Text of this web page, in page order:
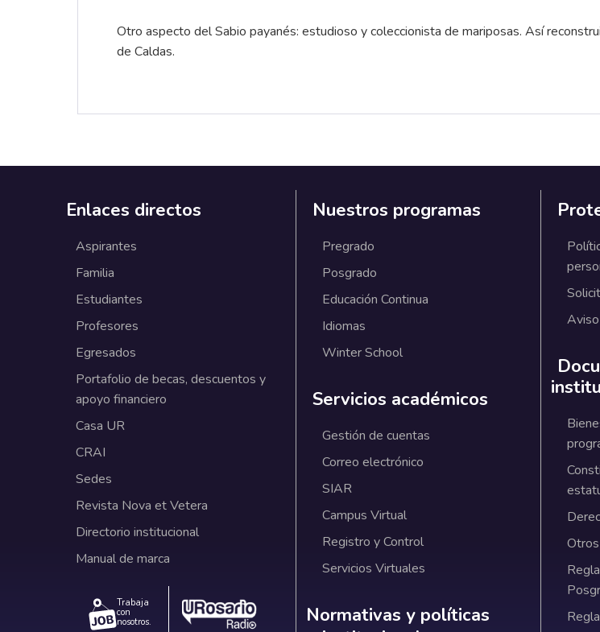
Otro aspecto del Sabio payanés: estudioso y coleccionista de mariposas. Así
de Caldas.
Enlaces directos
Aspirantes
Familia
Estudiantes
Profesores
Egresados
Portafolio de becas, descuentos y
apoyo financiero
Casa UR
CRAI
Sedes
Revista Nova et Vetera
Directorio institucional
Manual de marca
Trabaja
con
nosotros.
Nuestros programas
Pregrado
Posgrado
Educación Continua
Idiomas
Winter School
Servicios académicos
Gestión de cuentas
Correo electrónico
SIAR
Campus Virtual
Registro y Control
Servicios Virtuales
Normativas y políticas
Normativas y políticas